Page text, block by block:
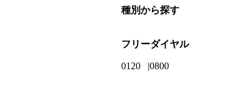
種別から探す
フリーダイヤル
0120 0800